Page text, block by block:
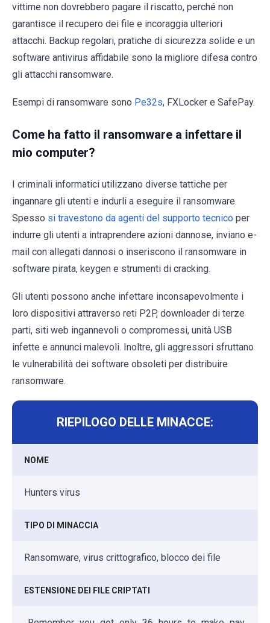
vittime non dovrebbero pagare il riscatto, perché non
garantisce il recupero dei file e incoraggia ulteriori
attacchi. Backup regolari, pratiche di sicurezza solide e un
software antivirus affidabile sono la migliore difesa contro
gli attacchi ransomware.
Esempi di ransomware sono Pe32s, FXLocker e SafePay.
Come ha fatto il ransomware a infettare il
mio computer?
I criminali informatici utilizzano diverse tattiche per
ingannare gli utenti e indurli a eseguire il ransomware.
Spesso si travestono da agenti del supporto tecnico per
indurre gli utenti a intraprendere azioni dannose, inviano e-
mail con allegati dannosi o inseriscono il ransomware in
software pirata, keygen e strumenti di cracking.
Gli utenti possono anche infettare inconsapevolmente i
loro dispositivi attraverso reti P2P, downloader di terze
parti, siti web ingannevoli o compromessi, unità USB
infette e annunci malevoli. Inoltre, gli aggressori sfruttano
le vulnerabilità dei software obsoleti per distribuire
ransomware.
RIEPILOGO DELLE MINACCE:
NOME
Hunters virus
TIPO DI MINACCIA
Ransomware, virus crittografico, blocco dei file
ESTENSIONE DEI FILE CRIPTATI